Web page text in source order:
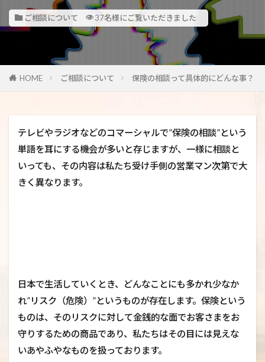
ご相談について 37名様にご覧いただきました
HOME ご相談について 保険の相談って具体的にどんな事？
テレビやラジオなどのコマーシャルで”保険の相談”という
単語を耳にする機会が多いと存じますが、一様に相談と
いっても、その内容は私たち受け手側の営業マン次第で大
きく異なります。
日本で生活していくとき、どんなことにも多かれ少なか
れ”リスク（危険）”というものが存在します。保険という
ものは、そのリスクに対して金銭的な面でお客さまをお
守りするための商品であり、私たちはその目には見えな
いあやふやなものを扱っております。